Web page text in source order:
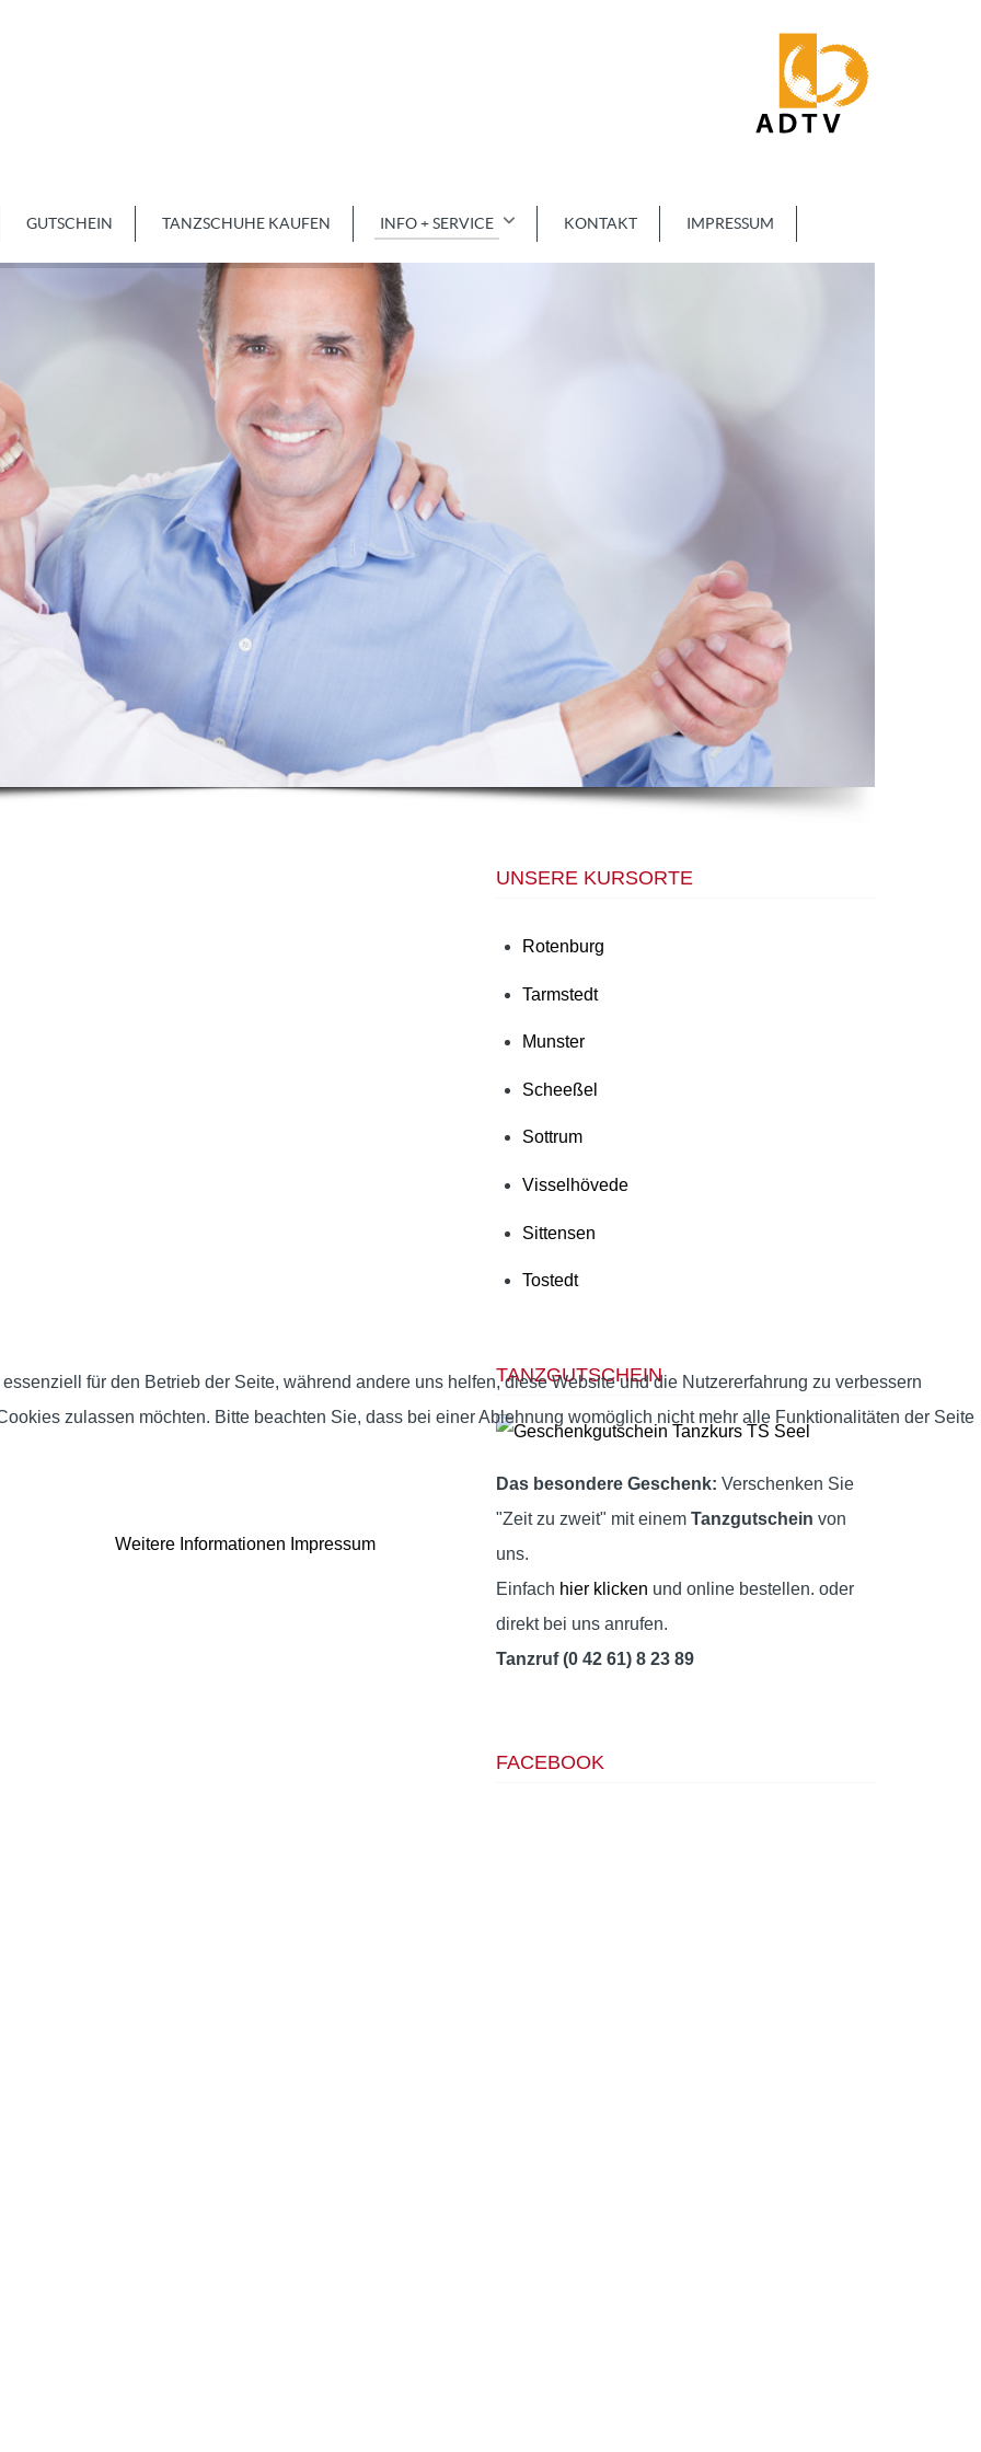
GUTSCHEIN TANZSCHUHE KAUFEN INFO + SERVICE KONTAKT IMPRESSUM
UNSERE KURSORTE
Rotenburg
Tarmstedt
Munster
Scheeßel
Sottrum
Visselhövede
Sittensen
Tostedt
TANZGUTSCHEIN
Das besondere Geschenk: Verschenken Sie
"Zeit zu zweit" mit einem Tanzgutschein von
uns.
Einfach hier klicken und online bestellen. oder
direkt bei uns anrufen.
Tanzruf (0 42 61) 8 23 89
FACEBOOK
für den Betrieb der Seite, während andere uns helfen, diese Website und die Nutzererfahrung zu verbessern
zulassen möchten. Bitte beachten Sie, dass bei einer Ablehnung womöglich nicht mehr alle Funktionalitäten der Seite
Weitere Informationen Impressum